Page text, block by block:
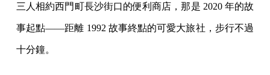
三人相約西門町長沙街口的便利商店，那是 2020 年的故
事起點——距離 1992 故事終點的可愛大旅社，步行不過
十分鐘。